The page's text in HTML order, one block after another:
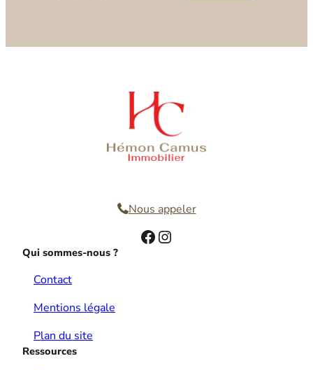
Nous appeler
Facebook Instagram
Qui sommes-nous ?
Contact
Mentions légale
Plan du site
Ressources